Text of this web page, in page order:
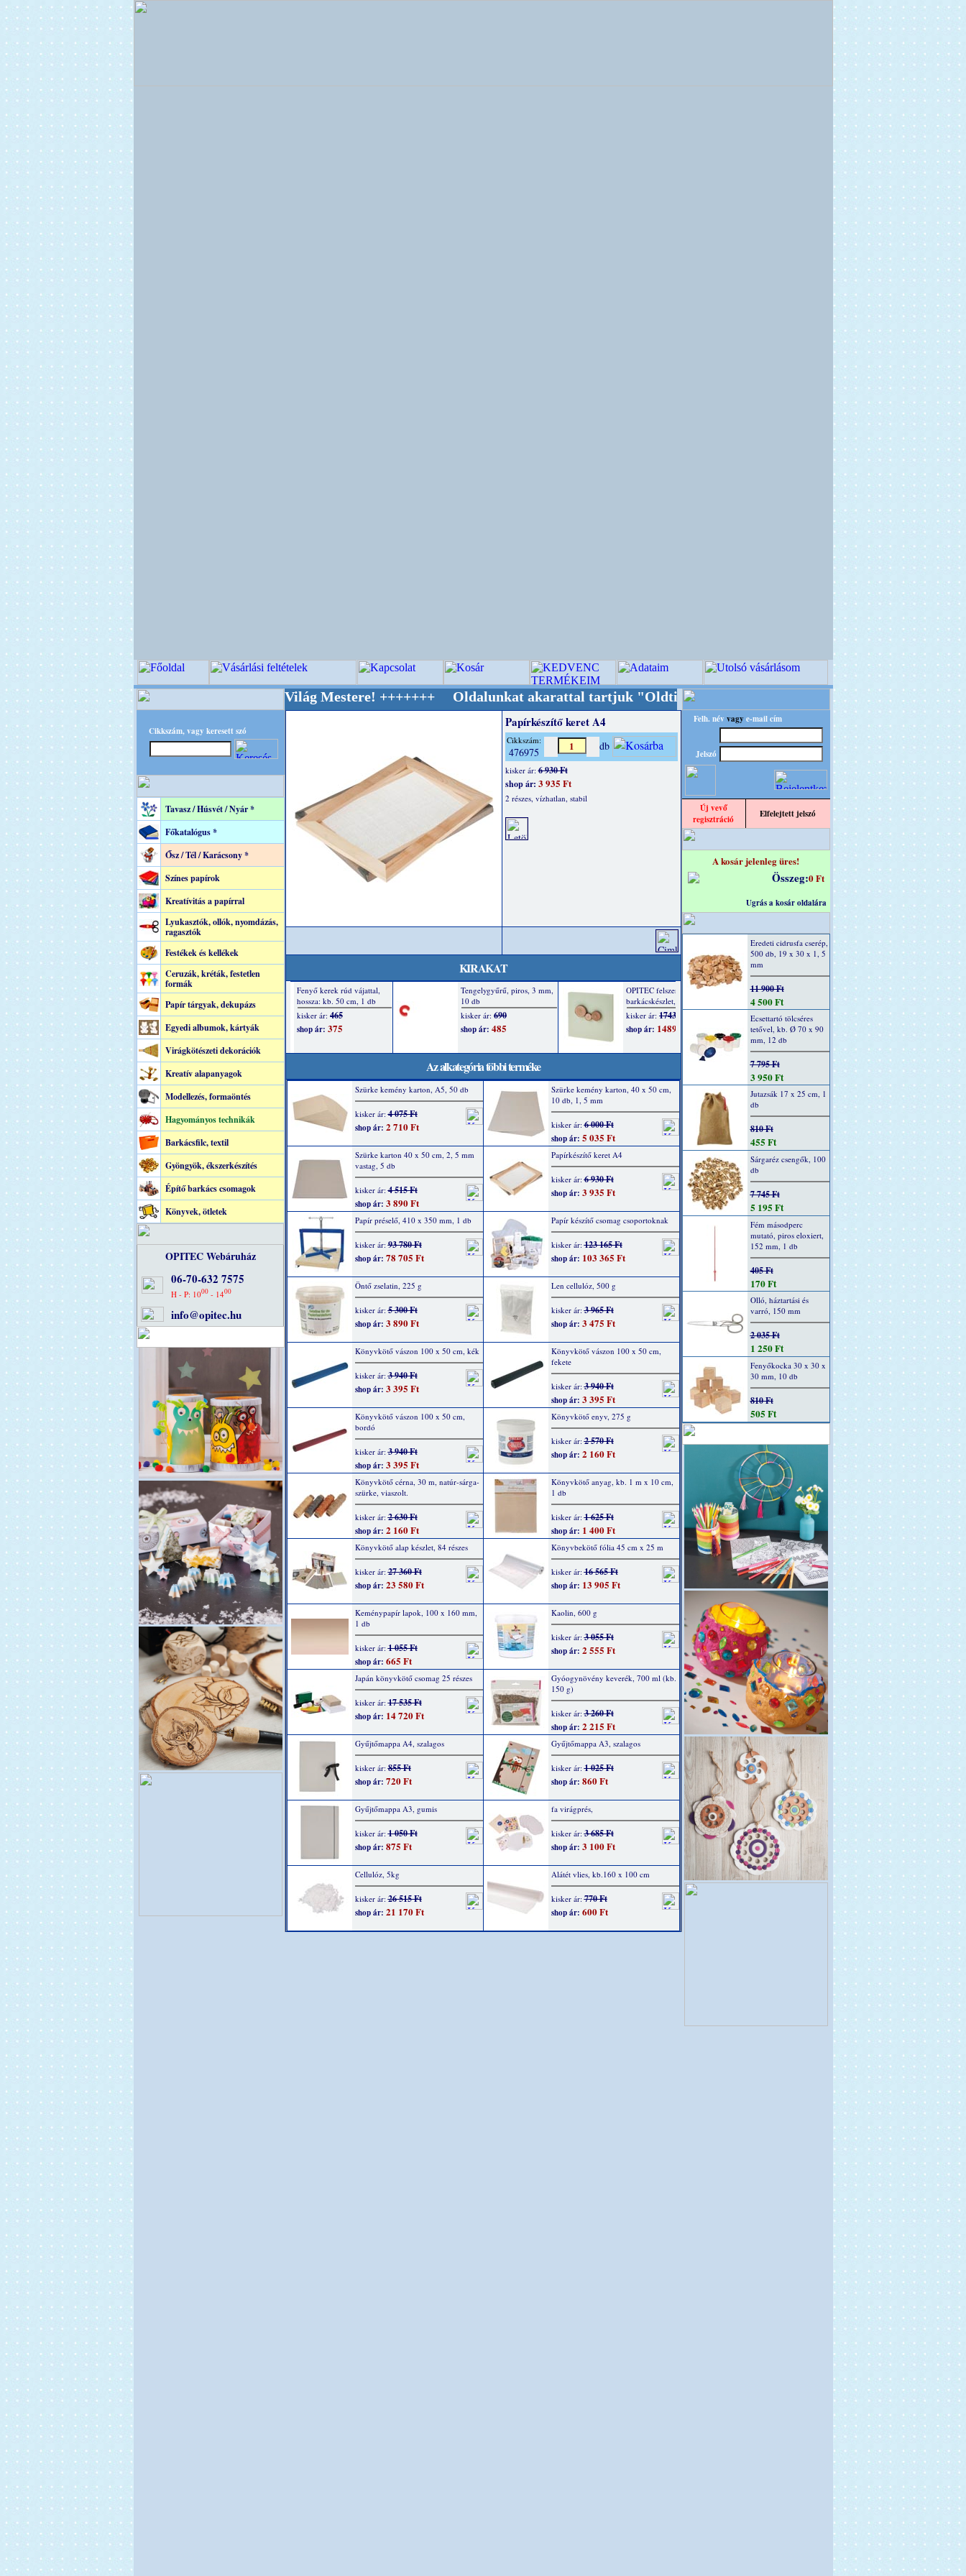
Cikkszám, vagy keresett szó
Tavasz / Húsvét / Nyár *
Főkatalógus *
Ősz / Tél / Karácsony *
Színes papírok
Kreatívitás a papírral
Lyukasztók, ollók, nyomdázás,
ragasztók
Festékek és kellékek
Ceruzák, kréták, festetlen
formák
Papír tárgyak, dekupázs
Egyedi albumok, kártyák
Virágkötészeti dekorációk
Kreatív alapanyagok
Modellezés, formaöntés
Hagyományos technikák
Barkácsfilc, textil
Gyöngyök, ékszerkészítés
Építő barkács csomagok
Könyvek, ötletek
OPITEC Webáruház
06-70-632 7575
H - P: 1000 - 1400
info@opitec.hu
+++++++ OPITEC - A Kreatív Világ Mestere! +++++++ Oldalunkat akarattal tartjuk "Oldtimer/RETRO" designba!
+++++++ OPITEC - A
Papírkészítő keret A4
Cikkszám:
476975 db
kisker ár:6 930 Ft
shop ár: 3 935 Ft
2 részes, vízhatlan, stabil
KIRAKAT
Az alkategória többi terméke
Szürke kemény karton, A5, 50 db
kisker ár:4 075 Ft
shop ár: 2 710 Ft
Szürke kemény karton, 40 x 50 cm,
10 db, 1, 5 mm
kisker ár:6 000 Ft
shop ár: 5 035 Ft
Szürke karton 40 x 50 cm, 2, 5 mm
vastag, 5 db
kisker ár:4 515 Ft
shop ár: 3 890 Ft
Papírkészítő keret A4
kisker ár:6 930 Ft
shop ár: 3 935 Ft
Papír préselő, 410 x 350 mm, 1 db
kisker ár:93 780 Ft
shop ár: 78 705 Ft
Papír készítő csomag csoportoknak
kisker ár:123 165 Ft
shop ár: 103 365 Ft
Öntő zselatin, 225 g
kisker ár:5 300 Ft
shop ár: 3 890 Ft
Len cellulóz, 500 g
kisker ár:3 965 Ft
shop ár: 3 475 Ft
Könyvkötő vászon 100 x 50 cm, kék
kisker ár:3 940 Ft
shop ár: 3 395 Ft
Könyvkötő vászon 100 x 50 cm,
fekete
kisker ár:3 940 Ft
shop ár: 3 395 Ft
Könyvkötő vászon 100 x 50 cm,
bordó
kisker ár:3 940 Ft
shop ár: 3 395 Ft
Könyvkötő enyv, 275 g
kisker ár:2 570 Ft
shop ár: 2 160 Ft
Könyvkötő cérna, 30 m, natúr-sárga-
szürke, viaszolt.
kisker ár:2 630 Ft
shop ár: 2 160 Ft
Könyvkötő anyag, kb. 1 m x 10 cm,
1 db
kisker ár:1 625 Ft
shop ár: 1 400 Ft
Könyvkötő alap készlet, 84 részes
kisker ár:27 360 Ft
shop ár: 23 580 Ft
Könyvbekötő fólia 45 cm x 25 m
kisker ár:16 565 Ft
shop ár: 13 905 Ft
Keménypapír lapok, 100 x 160 mm,
1 db
kisker ár:1 055 Ft
shop ár: 665 Ft
Kaolin, 600 g
kisker ár:3 055 Ft
shop ár: 2 555 Ft
Japán könyvkötő csomag 25 részes
kisker ár:17 535 Ft
shop ár: 14 720 Ft
Gyóogynövény keverék, 700 ml (kb.
150 g)
kisker ár:3 260 Ft
shop ár: 2 215 Ft
Gyűjtőmappa A4, szalagos
kisker ár:855 Ft
shop ár: 720 Ft
Gyűjtőmappa A3, szalagos
kisker ár:1 025 Ft
shop ár: 860 Ft
Gyűjtőmappa A3, gumis
kisker ár:1 050 Ft
shop ár: 875 Ft
fa virágprés,
kisker ár:3 685 Ft
shop ár: 3 100 Ft
Cellulóz, 5kg
kisker ár:26 515 Ft
shop ár: 21 170 Ft
Alátét vlies, kb.160 x 100 cm
kisker ár:770 Ft
shop ár: 600 Ft
Felh. név vagy e-mail cím
Jelszó
Új vevő
regisztráció
Elfelejtett jelszó
A kosár jelenleg üres!
Összeg:0 Ft
Ugrás a kosár oldalára
Eredeti cidrusfa cserép,
500 db, 19 x 30 x 1, 5
mm
11 900 Ft
4 500 Ft
Ecsettartó tölcséres
tetővel, kb. Ø 70 x 90
mm, 12 db
7 795 Ft
3 950 Ft
Jutazsák 17 x 25 cm, 1
db
810 Ft
455 Ft
Sárgaréz csengők, 100
db
7 745 Ft
5 195 Ft
Fém másodperc
mutató, piros eloxiert,
152 mm, 1 db
405 Ft
170 Ft
Olló, háztartási és
varró, 150 mm
2 035 Ft
1 250 Ft
Fenyőkocka 30 x 30 x
30 mm, 10 db
810 Ft
505 Ft